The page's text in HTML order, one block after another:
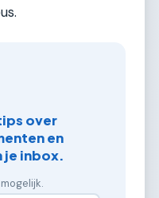
over
en
inbox.